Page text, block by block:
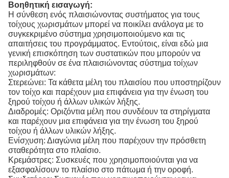
Βοηθητική εισαγωγή:
Η σύνθεση ενός πλαισιώνοντας συστήματος για τους
τοίχους χωρισμάτων μπορεί να ποικίλει ανάλογα με το
συγκεκριμένο σύστημα χρησιμοποιούμενο και τις
απαιτήσεις του προγράμματος. Εντούτοις, είναι εδώ μια
γενική επισκόπηση των συστατικών που μπορούν να
περιληφθούν σε ένα πλαισιώνοντας σύστημα τοίχων
χωρισμάτων:
Στερεώνει: Τα κάθετα μέλη του πλαισίου που υποστηρίζουν
τον τοίχο και παρέχουν μια επιφάνεια για την ένωση του
ξηρού τοίχου ή άλλων υλικών λήξης.
Διαδρομές: Οριζόντια μέλη που συνδέουν τα στηρίγματα
και παρέχουν μια επιφάνεια για την ένωση του ξηρού
τοίχου ή άλλων υλικών λήξης.
Ενίσχυση: Διαγώνια μέλη που παρέχουν την πρόσθετη
σταθερότητα στο πλαίσιο.
Κρεμάστρες: Συσκευές που χρησιμοποιούνται για να
εξασφαλίσουν το πλαίσιο στο πάτωμα ή την οροφή.